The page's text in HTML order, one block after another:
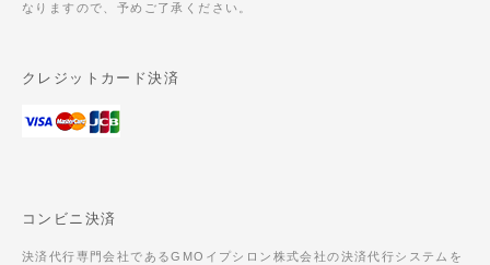
なりますので、予めご了承ください。
クレジットカード決済
コンビニ決済
決済代行専門会社であるGMOイプシロン株式会社の決済代行システムを